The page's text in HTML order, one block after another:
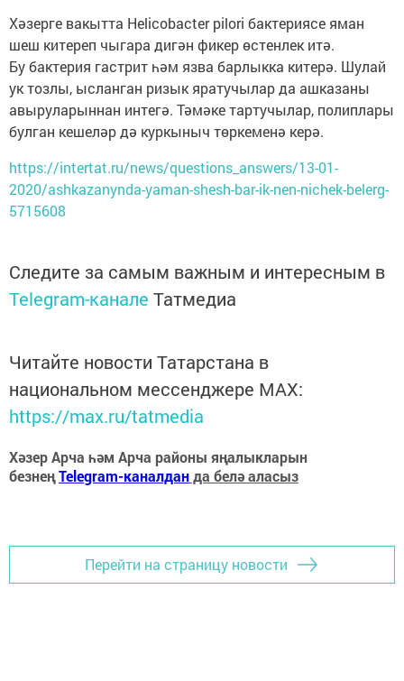
Хәзерге вакытта Helicobacter pilori бактериясе яман
шеш китереп чыгара дигән фикер өстенлек итә.
Бу бактерия гастрит һәм язва барлыкка китерә. Шулай
ук тозлы, ысланган ризык яратучылар да ашказаны
авыруларыннан интегә. Тәмәке тартучылар, полиплары
булган кешеләр дә куркыныч төркеменә керә.
https://intertat.ru/news/questions_answers/13-01-
2020/ashkazanynda-yaman-shesh-bar-ik-nen-nichek-belerg-
5715608
Следите за самым важным и интересным в
Telegram-канале Татмедиа
Читайте новости Татарстана в
национальном мессенджере MАХ:
https://max.ru/tatmedia
Хәзер Арча һәм Арча районы яңалыкларын
безнеңTelegram-каналданда белә аласыз
Перейти на страницу новости